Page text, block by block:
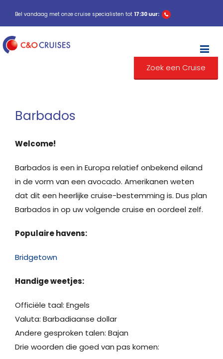
Bel vandaag met onze cruise specialisten tot 17:30 uur:
Zoek een Cruise
Barbados
Welcome!
Barbados is een in Europa relatief onbekend eiland
in de vorm van een avocado. Amerikanen weten
dat dit een heerlijke cruise-bestemming is. Dus plan
Barbados in op uw volgende cruise en oordeel zelf.
Populaire havens:
Bridgetown
Handige weetjes:
Officiële taal: Engels
Valuta: Barbadiaanse dollar
Andere gesproken talen: Bajan
Drie woorden die goed van pas komen: